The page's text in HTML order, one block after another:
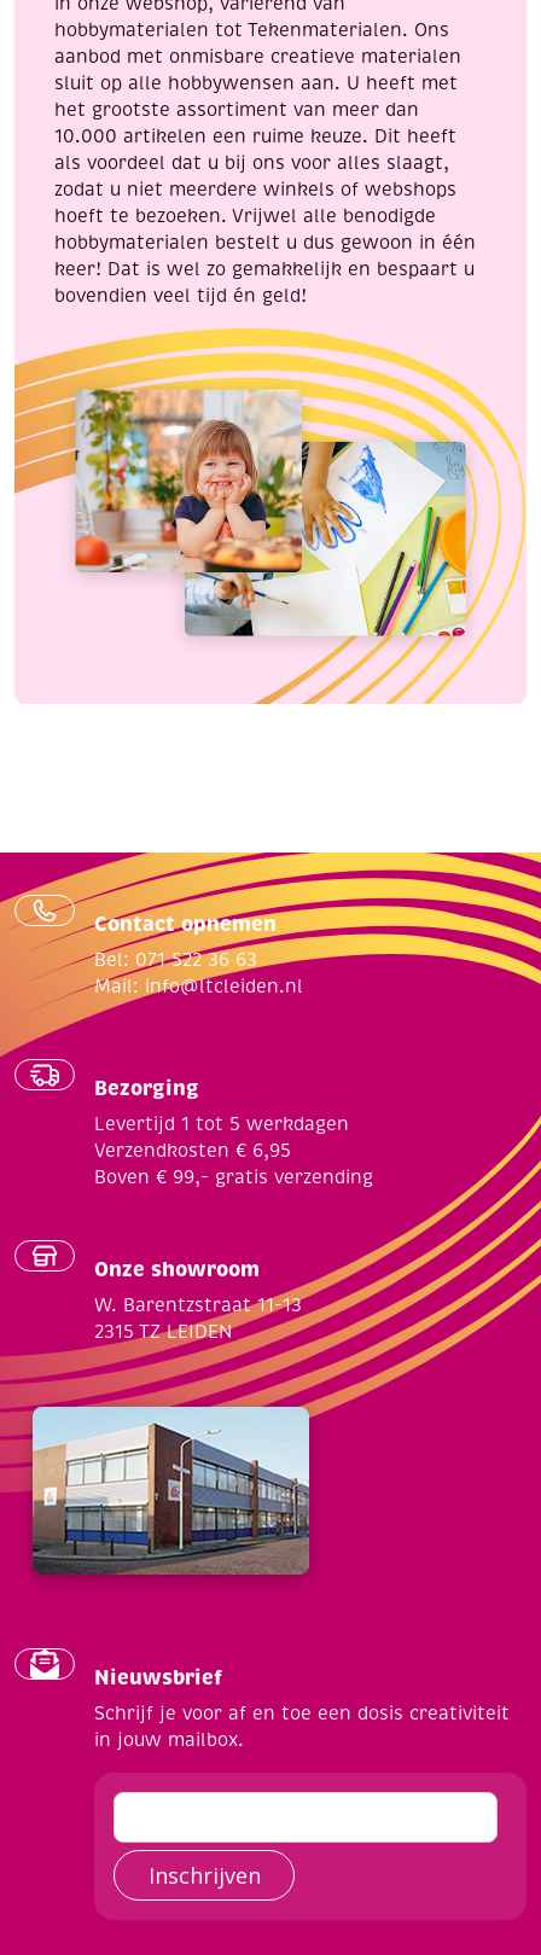
hobbymaterialen tot Tekenmaterialen. Ons
aanbod met onmisbare creatieve materialen
sluit op alle hobbywensen aan. U heeft met
het grootste assortiment van meer dan
10.000 artikelen een ruime keuze. Dit heeft
als voordeel dat u bij ons voor alles slaagt,
zodat u niet meerdere winkels of webshops
hoeft te bezoeken. Vrijwel alle benodigde
hobbymaterialen bestelt u dus gewoon in één
keer! Dat is wel zo gemakkelijk en bespaart u
bovendien veel tijd én geld!
Contact opnemen
Bel: 071 522 36 63
Mail: info@ltcleiden.nl
Bezorging
Levertijd 1 tot 5 werkdagen
Verzendkosten € 6,95
Boven € 99,- gratis verzending
Onze showroom
W. Barentzstraat 11-13
2315 TZ LEIDEN
Nieuwsbrief
Schrijf je voor af en toe een dosis creativiteit
in jouw mailbox.
Inschrijven